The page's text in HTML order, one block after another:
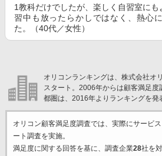
1教科だけでしたが、楽しく自習室に
習中も放ったらかしではなく、熱心
た。（40代／女性）
オリコンランキングは、株式会社オ
スタート。2006年からは顧客満足
都圏は、2016年よりランキングを発
オリコン顧客満足度調査では、実際にサービ
ート調査を実施。
満足度に関する回答を基に、調査企業28社を